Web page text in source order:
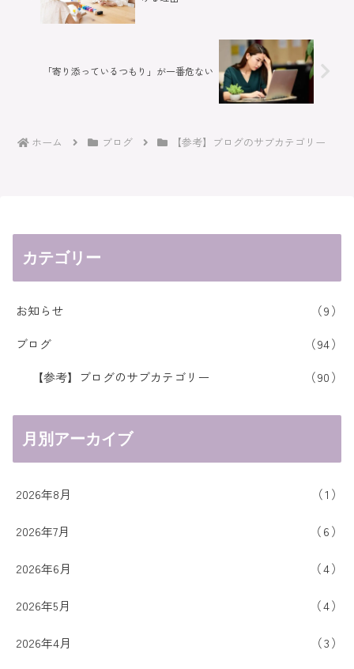
「寄り添っているつもり」が一番危ない
ホーム ブログ 【参考】ブログのサブカテゴリー
カテゴリー
お知らせ
9
ブログ
94
【参考】ブログのサブカテゴリー
90
月別アーカイブ
2026年8月 1
2026年7月 6
2026年6月 4
2026年5月 4
2026年4月 3